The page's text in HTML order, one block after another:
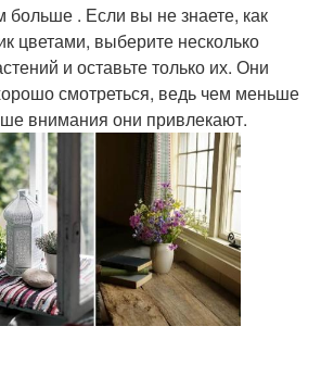
. Если вы не знаете, как
цветами, выберите несколько
и оставьте только их. Они
смотреться, ведь чем меньше
внимания они привлекают.